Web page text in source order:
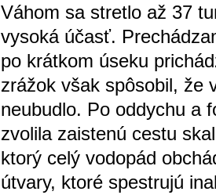
Váhom sa stretlo až 37
vysoká účasť.
po krátkom úseku
zrážok však spôsobil, že
neubudlo. Po oddychu a
zvolila zaistenú cestu
ktorý celý vodopád
útvary, ktoré spestrujú